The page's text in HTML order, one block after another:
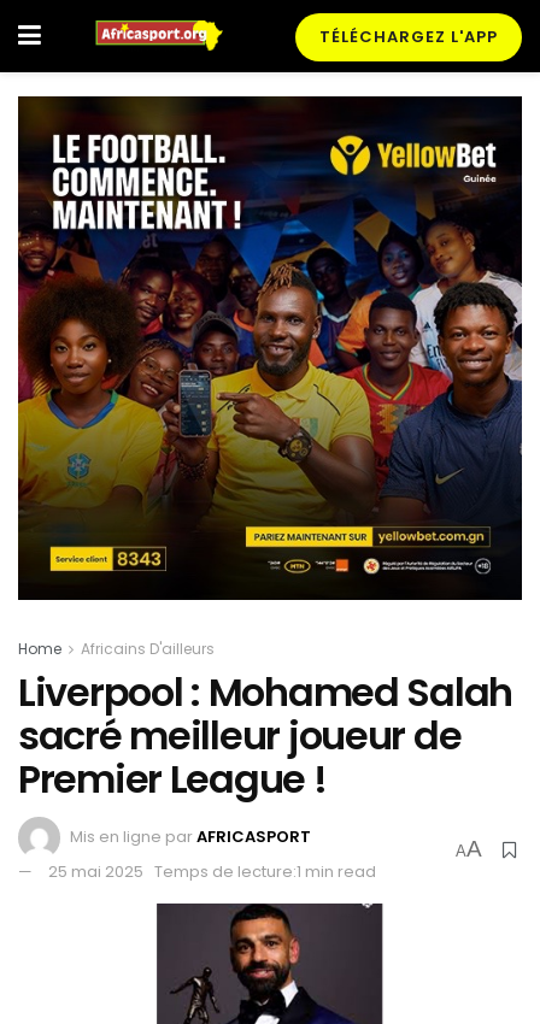
TÉLÉCHARGEZ L'APP
Home Africains D'ailleurs
Liverpool : Mohamed Salah
sacré meilleur joueur de
Premier League !
Mis en ligne parAFRICASPORT
25 mai 2025 Temps de lecture:1 min read
AA